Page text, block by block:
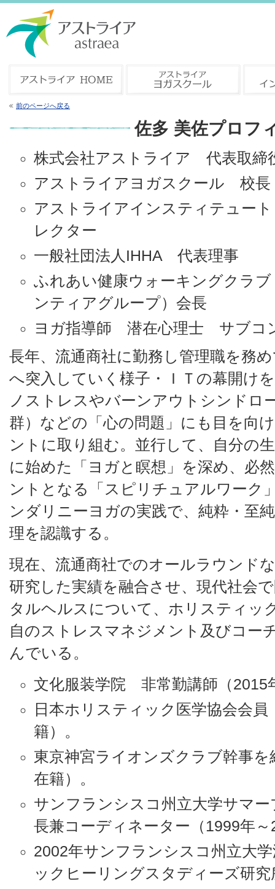
前のページへ戻る
佐多 美佐プロフ
株式会社アストライア 代表取締
アストライアヨガスクール 校長
アストライアインスティテュー
レクター
一般社団法人IHHA 代表理事
ふれあい健康ウォーキングクラブ
ンティアグループ）会長
ヨガ指導師 潜在心理士 サブコ
長年、流通商社に勤務し管理職を務
へ突入していく様子・ＩＴの幕開け
ノストレスやバーンアウトシンドロ
群）などの「心の問題」にも目を向
ントに取り組む。並行して、自分の
に始めた「ヨガと瞑想」を深め、必
ントとなる「スピリチュアルワーク
ンダリニーヨガの実践で、純粋・至
理を認識する。
現在、流通商社でのオールラウンド
研究した実績を融合させ、現代社会
タルヘルスについて、ホリスティッ
自のストレスマネジメント及びコー
んでいる。
文化服装学院 非常勤講師（2015
日本ホリスティック医学協会会員
籍）。
東京神宮ライオンズクラブ幹事を
在籍）。
サンフランシスコ州立大学サマ
長兼コーディネーター（1999年～
2002年サンフランシスコ州立大
ックヒーリングスタディーズ研